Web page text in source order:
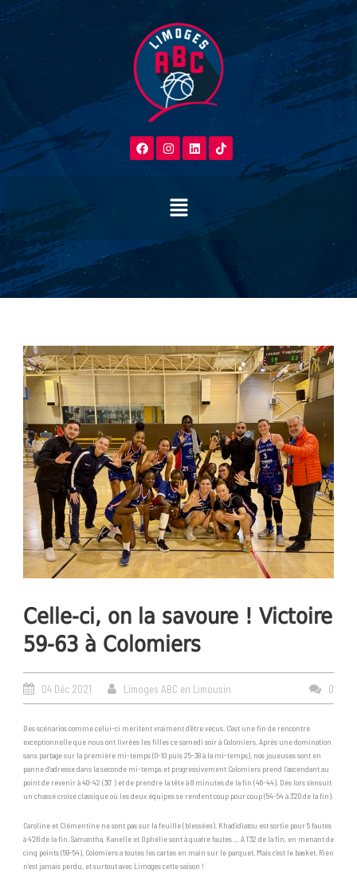
Celle-ci, on la savoure ! Victoire
59-63 à Colomiers
04 Déc 2021 Limoges ABC en Limousin 0
Des scénarios comme celui-ci méritent vraiment d’être vécus. C’est une fin de rencontre
exceptionnelle que nous ont livrées les filles ce samedi soir à Colomiers. Après une domination
sans partage sur la première mi-temps (0-10 puis 25-38 à la mi-temps), nos joueuses sont en
panne d’adresse dans la seconde mi-temps et progressivement Colomiers prend l’ascendant au
point de revenir à 40-42 (30′) et de prendre la tête à 8 minutes de la fin (46-44). Dès lors s’ensuit
un chassé croisé classique où les deux équipes se rendent coup pour coup (54-54 à 3’20 de la fin).
Caroline et Clémentine ne sont pas sur la feuille (blessées). Khadidiatou est sortie pour 5 fautes
à 4’26 de la fin. Samantha, Kanelle et Ophélie sont à quatre fautes … A 1’32 de la fin, en menant de
cinq points (59-54), Colomiers a toutes les cartes en main sur le parquet. Mais c’est le basket. Rien
n’est jamais perdu, et surtout avec Limoges cette saison !